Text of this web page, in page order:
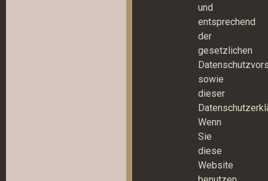
und
entsprechend
der
gesetzlichen
sowie
dieser
Wenn
Sie
diese
Website